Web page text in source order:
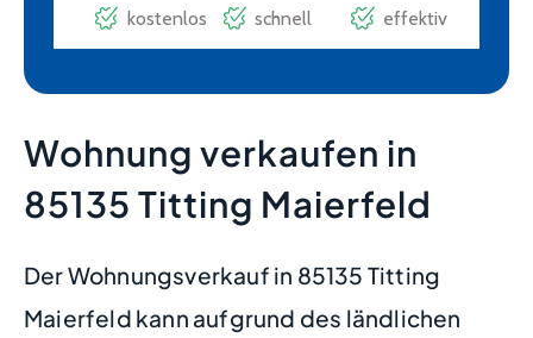
Wohnung verkaufen in
85135 Titting Maierfeld
Der Wohnungsverkauf in 85135 Titting
Maierfeld kann aufgrund des ländlichen